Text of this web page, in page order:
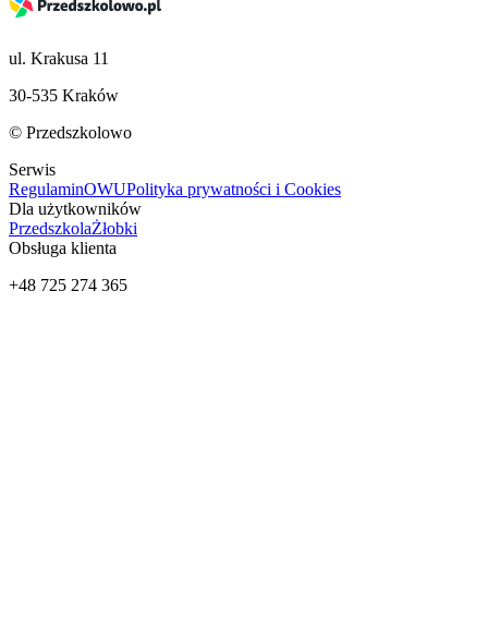
ul. Krakusa 11
30-535 Kraków
© Przedszkolowo
Serwis
RegulaminOWUPolityka prywatności i Cookies
Dla użytkowników
PrzedszkolaŻłobki
Obsługa klienta
+48 725 274 365